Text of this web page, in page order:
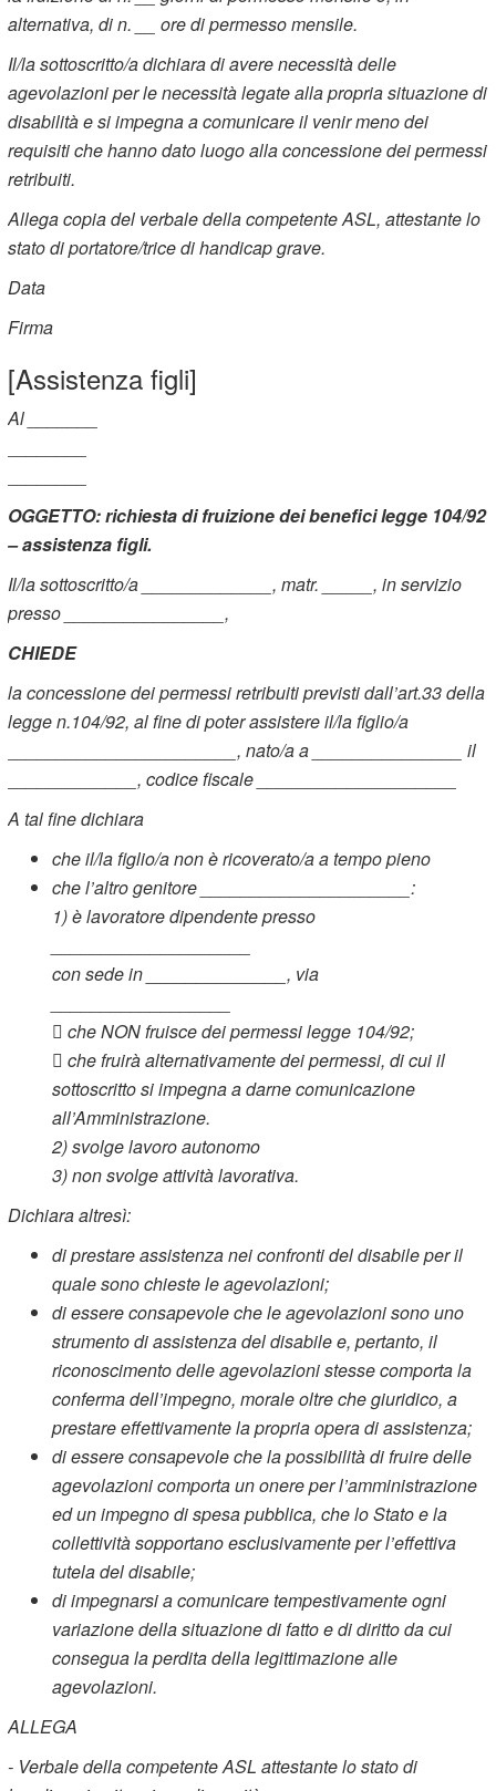
alternativa, di n. __ ore di permesso mensile.
Il/la sottoscritto/a dichiara di avere necessità delle
agevolazioni per le necessità legate alla propria situazione di
disabilità e si impegna a comunicare il venir meno dei
requisiti che hanno dato luogo alla concessione dei permessi
retribuiti.
Allega copia del verbale della competente ASL, attestante lo
stato di portatore/trice di handicap grave.
Data
Firma
[Assistenza figli]
Al _______
OGGETTO: richiesta di fruizione dei benefici legge 104/92
– assistenza figli.
Il/la sottoscritto/a _____________, matr. _____, in servizio
presso ________________,
CHIEDE
la concessione dei permessi retribuiti previsti dall’art.33 della
legge n.104/92, al fine di poter assistere il/la figlio/a
_______________________, nato/a a _______________ il
_____________, codice fiscale ____________________
A tal fine dichiara
che il/la figlio/a non è ricoverato/a a tempo pieno
che l’altro genitore _____________________:
1)è lavoratore dipendente presso
con sede in ______________, via
 che NON fruisce dei permessi legge 104/92;
 che fruirà alternativamente dei permessi, di cui il
sottoscritto si impegna a darne comunicazione
all’Amministrazione.
2)svolge lavoro autonomo
3) non svolge attività lavorativa.
Dichiara altresì:
di prestare assistenza nei confronti del disabile per il
quale sono chieste le agevolazioni;
di essere consapevole che le agevolazioni sono uno
strumento di assistenza del disabile e, pertanto, il
riconoscimento delle agevolazioni stesse comporta la
conferma dell’impegno, morale oltre che giuridico, a
prestare effettivamente la propria opera di assistenza;
di essere consapevole che la possibilità di fruire delle
agevolazioni comporta un onere per l’amministrazione
ed un impegno di spesa pubblica, che lo Stato e la
collettività sopportano esclusivamente per l’effettiva
tutela del disabile;
di impegnarsi a comunicare tempestivamente ogni
variazione della situazione di fatto e di diritto da cui
consegua la perdita della legittimazione alle
agevolazioni.
ALLEGA
- Verbale della competente ASL attestante lo stato di